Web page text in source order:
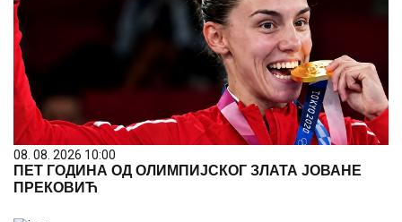
08. 08. 2026 10:00
ПЕТ ГОДИНА ОД ОЛИМПИЈСКОГ ЗЛАТА ЈОВАНЕ
ПРЕКОВИЋ